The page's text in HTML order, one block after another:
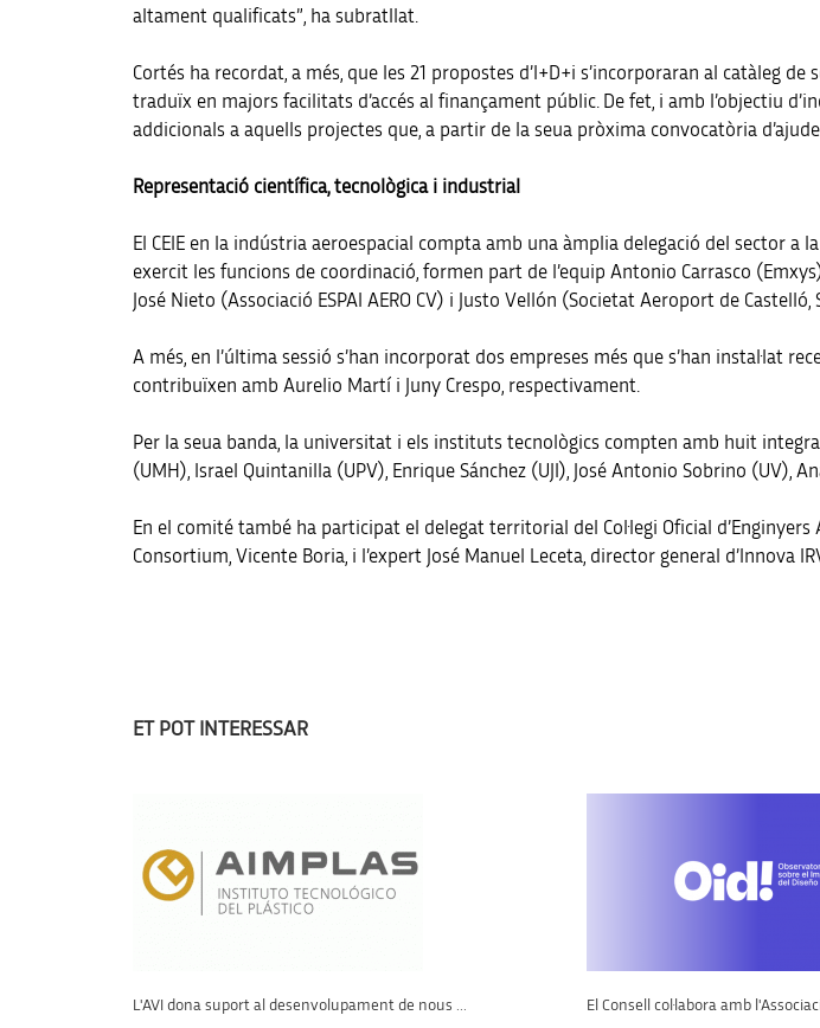
altament qualificats”, ha subratllat.
Cortés ha recordat, a més, que les 21 propostes d’I+D+i s’incorporaran al catàleg
traduïx en majors facilitats d’accés al finançament públic. De fet, i amb l’objectiu
addicionals a aquells projectes que, a partir de la seua pròxima convocatòria
Representació científica, tecnològica i industrial
El CEIE en la indústria aeroespacial compta amb una àmplia delegació del sector a
exercit les funcions de coordinació, formen part de l’equip Antonio Carrasco
José Nieto (Associació ESPAI AERO CV) i Justo Vellón (Societat Aeroport de
A més, en l’última sessió s’han incorporat dos empreses més que s’han instal·lat
contribuïxen amb Aurelio Martí i Juny Crespo, respectivament.
Per la seua banda, la universitat i els instituts tecnològics compten amb huit
(UMH), Israel Quintanilla (UPV), Enrique Sánchez (UJI), José Antonio Sobrino (UV),
En el comité també ha participat el delegat territorial del Col·legi Oficial d’Enginyers
Consortium, Vicente Boria, i l’expert José Manuel Leceta, director general d’Innova
ET POT INTERESSAR
L'AVI dona suport al desenvolupament de nous ... El Consell col·labora amb